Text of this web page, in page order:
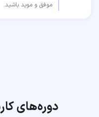
موفق و موید باشید.
دوره‌های